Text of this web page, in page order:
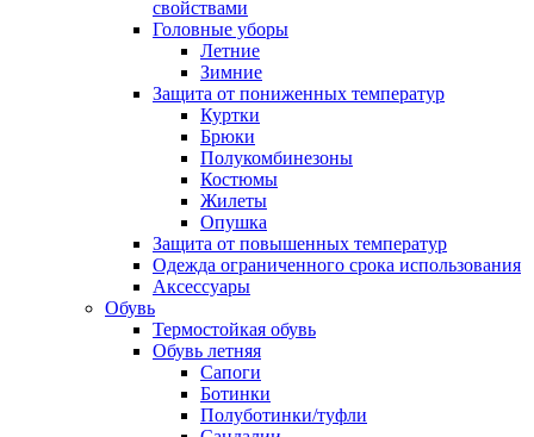
свойствами
Головные уборы
Летние
Зимние
Защита от пониженных температур
Куртки
Брюки
Полукомбинезоны
Костюмы
Жилеты
Опушка
Защита от повышенных температур
Одежда ограниченного срока использования
Аксессуары
Обувь
Термостойкая обувь
Обувь летняя
Сапоги
Ботинки
Полуботинки/туфли